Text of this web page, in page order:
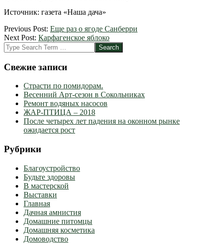
Источник: газета «Наша дача»
2012-
08-
31
Previous Post: Еще раз о ягоде Санберри
Next Post: Карфагенское яблоко
Search
Свежие записи
Страсти по помидорам.
Весенний Арт-сезон в Сокольниках
Ремонт водяных насосов
ЖАР-ПТИЦА – 2018
После четырех лет падения на оконном рынке
ожидается рост
Рубрики
Благоустройство
Будьте здоровы
В мастерской
Выставки
Главная
Дачная амнистия
Домашние питомцы
Домашняя косметика
Домоводство